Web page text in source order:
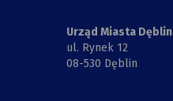
Urząd Miasta Dęblin
ul. Rynek 12
08-530 Dęblin